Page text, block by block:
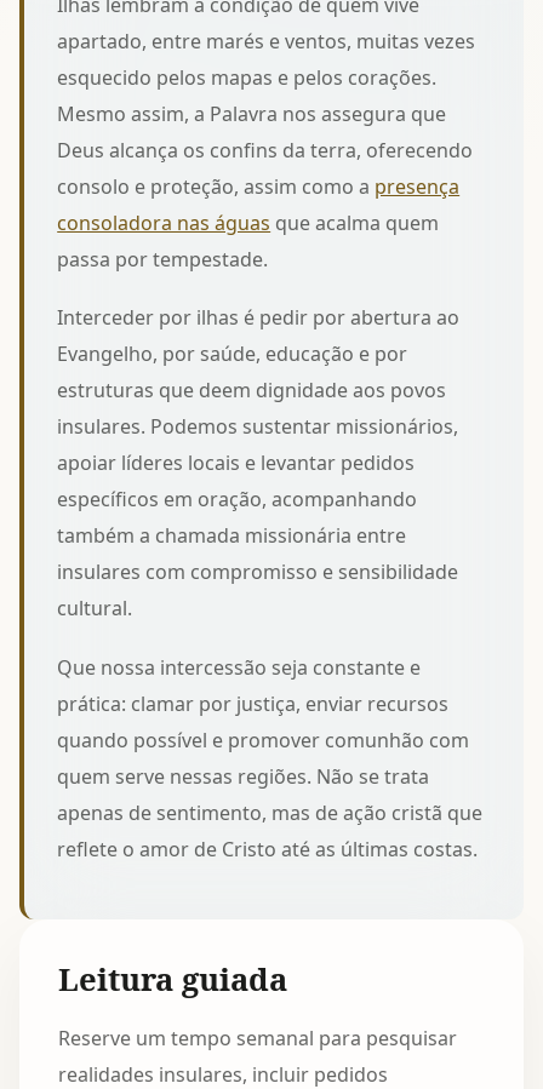
apartado, entre marés e ventos, muitas vezes
esquecido pelos mapas e pelos corações.
Mesmo assim, a Palavra nos assegura que
Deus alcança os confins da terra, oferecendo
consolo e proteção, assim como a presença
consoladora nas águas que acalma quem
passa por tempestade.
Interceder por ilhas é pedir por abertura ao
Evangelho, por saúde, educação e por
estruturas que deem dignidade aos povos
insulares. Podemos sustentar missionários,
apoiar líderes locais e levantar pedidos
específicos em oração, acompanhando
também a chamada missionária entre
insulares com compromisso e sensibilidade
cultural.
Que nossa intercessão seja constante e
prática: clamar por justiça, enviar recursos
quando possível e promover comunhão com
quem serve nessas regiões. Não se trata
apenas de sentimento, mas de ação cristã que
reflete o amor de Cristo até as últimas costas.
Leitura guiada
Reserve um tempo semanal para pesquisar
realidades insulares, incluir pedidos